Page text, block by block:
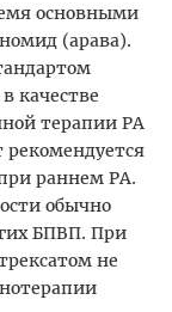
основными
(арава).
качестве
терапии РА
раннем РА.
обычно
БПВП. При
не